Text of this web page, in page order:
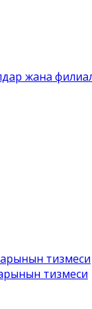
жана
тизмеси
тизмеси